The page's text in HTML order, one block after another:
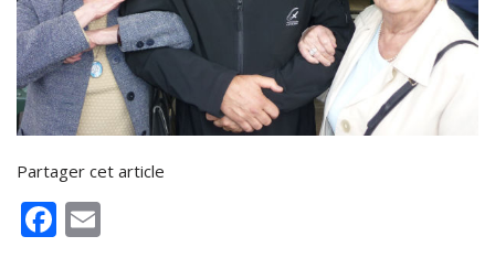
Partager cet article
F
ac